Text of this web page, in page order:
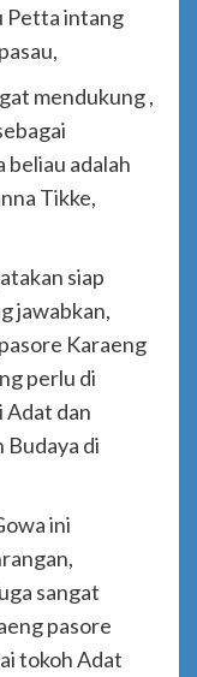
Petta intang
mendukung ,
beliau adalah
Tikke,
siap
jawabkan,
Karaeng
perlu di
Adat dan
Budaya di
ini
sangat
pasore
tokoh Adat